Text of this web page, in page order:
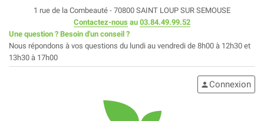
1 rue de la Combeauté - 70800 SAINT LOUP SUR SEMOUSE
Contactez-nous au 03.84.49.99.52
Une question ? Besoin d'un conseil ?
Nous répondons à vos questions du lundi au vendredi de 8h00 à 12h30 et
13h30 à 17h00
person Connexion